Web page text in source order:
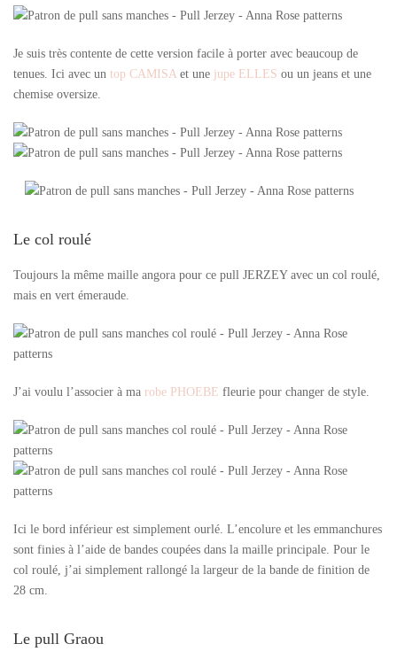
Je suis très contente de cette version facile à porter avec beaucoup de
tenues. Ici avec un top CAMISAet une jupe ELLES ou un jeans et une
chemise oversize.
Le col roulé
Toujours la même maille angora pour ce pull JERZEY avec un col roulé,
mais en vert émeraude.
J’ai voulu l’associer à ma robe PHOEBE fleurie pour changer de style.
Ici le bord inférieur est simplement ourlé. L’encolure et les emmanchures
sont finies à l’aide de bandes coupées dans la maille principale. Pour le
col roulé, j’ai simplement rallongé la largeur de la bande de finition de
28 cm.
Le pull Graou